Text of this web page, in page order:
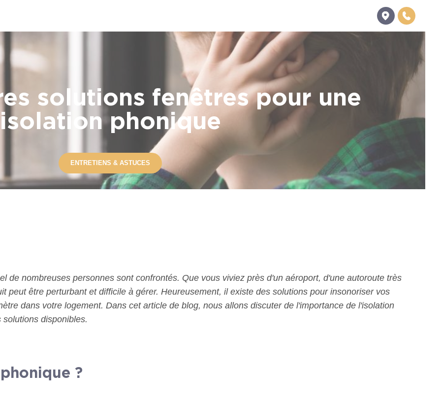
solutions fenêtres pour une
isolation phonique
ENTRETIENS & ASTUCES
de nombreuses personnes sont confrontés. Que vous viviez près d'un aéroport, d'une autoroute très
peut être perturbant et difficile à gérer. Heureusement, il existe des solutions pour insonoriser vos
dans votre logement. Dans cet article de blog, nous allons discuter de l'importance de l'isolation
disponibles.
?